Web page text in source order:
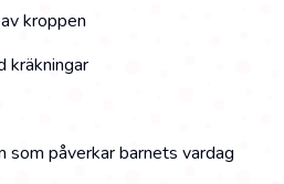
kroppen
kräkningar
påverkar barnets vardag